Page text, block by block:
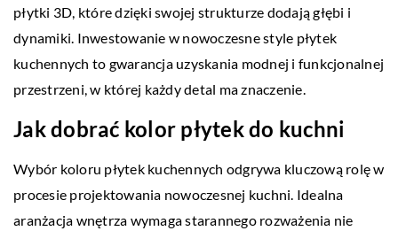
płytki 3D, które dzięki swojej strukturze dodają głębi i
dynamiki. Inwestowanie w nowoczesne style płytek
kuchennych to gwarancja uzyskania modnej i funkcjonalnej
przestrzeni, w której każdy detal ma znaczenie.
Jak dobrać kolor płytek do kuchni
Wybór koloru płytek kuchennych odgrywa kluczową rolę w
procesie projektowania nowoczesnej kuchni. Idealna
aranżacja wnętrza wymaga starannego rozważenia nie